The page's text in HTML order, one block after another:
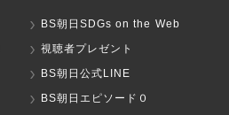
BS朝日SDGs on the Web
視聴者プレゼント
BS朝日公式LINE
BS朝日エピソード０